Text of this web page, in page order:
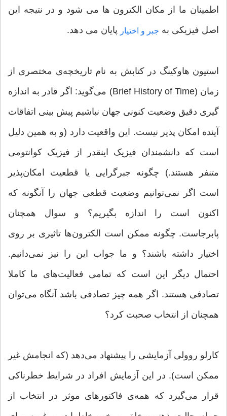
اطمینان ما از مکان الکترون ها می شود و در نتیجه این
اصل فیزیکی به جبر و اختیار پایان می دهد.
استیون هاوکینگ در کتابش به نام تاریخچه‌ی مختصری از
زمان (Brief History of Time) می‌گوید: اگر قادر به اندازه
گیری دقیق وضعیت کنونی جهان نباشیم پیش بینی اتفاقات
آینده امکان‌ پذیر نیست. این واقعیت دارد (و به همین دلیل
است که دانشمندان فیزیک اینقدر از فیزیک کوانتومی
متنفر هستند.) چگونه جبرگرایی یا قطعیت امکان‌پذیر
است اگر نمی‌توانیم وضعیت قطعی جهان را آنگونه که
اکنون است را اندازه بگیریم؟ و سوال همچنان
پابرجاست. چگونه ممکن است الکترون‌ها تاثیری بر روی
اختیار داشته باشند؟ و ما جواب این را نیز نمی‌دانیم.
احتمال دیگر این است که تمامی فعالیت‌های ما کاملا
تصادفی هستند. اگر همه چیز تصادفی باشد آنگاه می‌توان
همچنان از انتخاب صحبت کرد؟
کارلو روولی آزمایشی را پیشنهاد می‌دهد (که انجامش غیر
ممکن است). در این آزمایش افراد در شرایط خطرناکی
قرار می‌گیرد که همه‌ی فاکتورهای موثر در انتخاب از